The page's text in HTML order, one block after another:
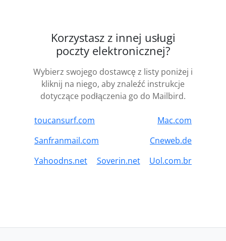
Korzystasz z innej usługi
poczty elektronicznej?
Wybierz swojego dostawcę z listy poniżej i
kliknij na niego, aby znaleźć instrukcje
dotyczące podłączenia go do Mailbird.
toucansurf.com
Mac.com
Sanfranmail.com
Cneweb.de
Yahoodns.net
Soverin.net Uol.com.br